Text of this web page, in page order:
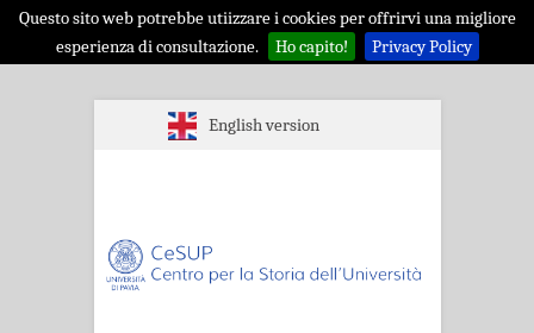
Questo sito web potrebbe utiizzare i cookies per offrirvi una migliore
esperienza di consultazione.
Ho capito! Privacy Policy
English version